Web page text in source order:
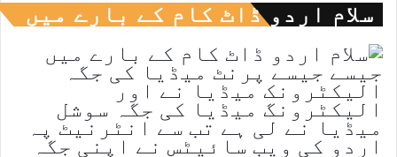
سلام اردو ڈاٹ کام کے بارے میں
جیسے جیسے پرنٹ میڈیا کی جگہ
الیکٹرونک میڈیا نے اور
الیکٹرونگ میڈیا کی جگہ سوشل
میڈیا نے لی ہے تب سے انٹرنیٹ پہ
اردو کی ویب سائیٹس نے اپنی جگہ